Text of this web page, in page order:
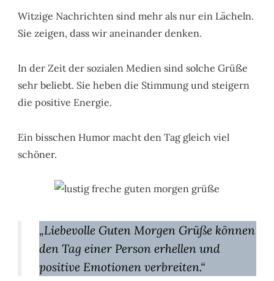
Witzige Nachrichten sind mehr als nur ein Lächeln.
Sie zeigen, dass wir aneinander denken.
In der Zeit der sozialen Medien sind solche Grüße
sehr beliebt. Sie heben die Stimmung und steigern
die positive Energie.
Ein bisschen Humor macht den Tag gleich viel
schöner.
„Liebevolle Guten Morgen Grüße können
den Tag einer Person erhellen und
positive Emotionen verbreiten.“